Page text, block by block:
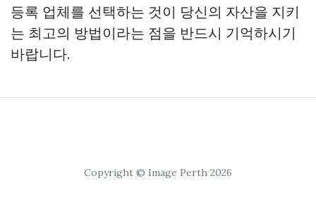
등록 업체를 선택하는 것이 당신의 자산을 지키
는 최고의 방법이라는 점을 반드시 기억하시기
바랍니다.
Copyright © Image Perth 2026